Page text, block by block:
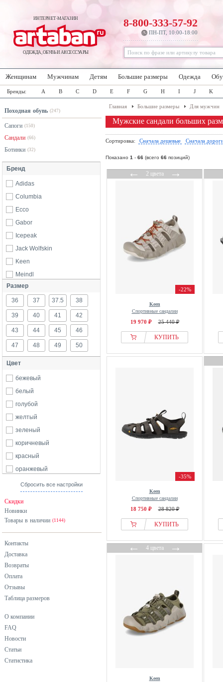
ИНТЕРНЕТ-МАГАЗИН
ОДЕЖДА, ОБУВЬ И АКСЕССУАРЫ
8-800-333-57-92
ПН-ПТ, 10:00-18:00
Женщинам Мужчинам Детям Большие размеры Одежда
Бренды: A B C D E F G H I J K
Походная обувь (247)
Сапоги (150)
Сандали (66)
Ботинки (32)
Бренд
Adidas
Columbia
Ecco
Gabor
Icepeak
Jack Wolfskin
Keen
Meindl
Merrell
Oakley
Quiksilver
Salomon
TEVA
The North Face
WHISTLER
Размер
36 37 37.5 38
39 40 41 42
43 44 45 46
47 48 49 50
Цвет
бежевый
белый
голубой
желтый
зеленый
коричневый
красный
оранжевый
разноцветный
синий
черный
Сбросить все настройки
Скидки
Новинки
Товары в наличии (1144)
Контакты
Доставка
Возвраты
Оплата
Отзывы
Таблица размеров
О компании
FAQ
Новости
Статьи
Статистика
Главная Большие размеры Для мужчин
Мужские сандали больших
Сортировка: Сначала дешевые Сначала
Показано 1 - 66 (всего 66 позиций)
←2 цвета→
-22%
Keen
Спортивные сандалии
19 970 ₽ 25 440 ₽
КУПИТЬ
-35%
Keen
Спортивные сандалии
18 750 ₽ 28 820 ₽
КУПИТЬ
←4 цвета→
Keen